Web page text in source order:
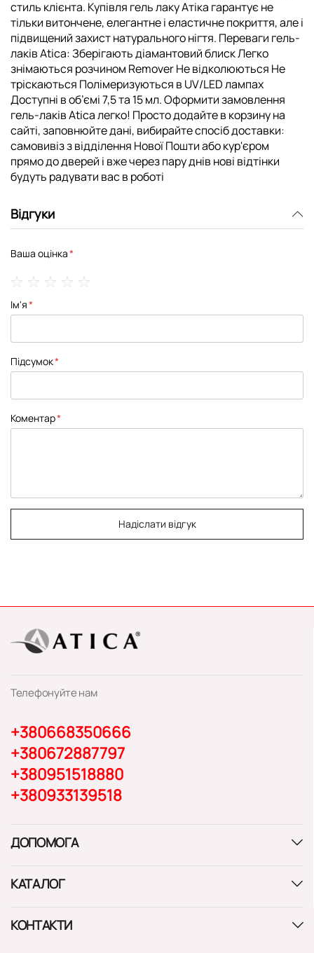
стиль клієнта. Купівля гель лаку Атіка гарантує не
тільки витончене, елегантне і еластичне покриття, але і
підвищений захист натурального нігтя. Переваги гель-
лаків Atica: Зберігають діамантовий блиск Легко
знімаються розчином Remover Не відколюються Не
тріскаються Полімеризуються в UV/LED лампах
Доступні в об’ємі 7,5 та 15 мл. Оформити замовлення
гель-лаків Atica легко! Просто додайте в корзину на
сайті, заповнюйте дані, вибирайте спосіб доставки:
самовивіз з відділення Нової Пошти або кур'єром
прямо до дверей і вже через пару днів нові відтінки
будуть радувати вас в роботі
Відгуки
Ваша оцінка
star
stars
stars
stars
stars
Ім'я
Підсумок
Коментар
Надіслати відгук
Телефонуйте нам
+380668350666
+380672887797
+380951518880
+380933139518
ДОПОМОГА
КАТАЛОГ
КОНТАКТИ